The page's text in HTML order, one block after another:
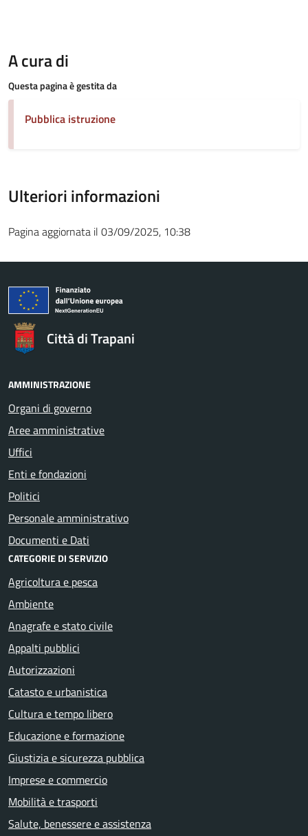
A cura di
Questa pagina è gestita da
Pubblica istruzione
Ulteriori informazioni
Pagina aggiornata il 03/09/2025, 10:38
Città di Trapani
AMMINISTRAZIONE
Organi di governo
Aree amministrative
Uffici
Enti e fondazioni
Politici
Personale amministrativo
Documenti e Dati
CATEGORIE DI SERVIZIO
Agricoltura e pesca
Ambiente
Anagrafe e stato civile
Appalti pubblici
Autorizzazioni
Catasto e urbanistica
Cultura e tempo libero
Educazione e formazione
Giustizia e sicurezza pubblica
Imprese e commercio
Mobilità e trasporti
Salute, benessere e assistenza